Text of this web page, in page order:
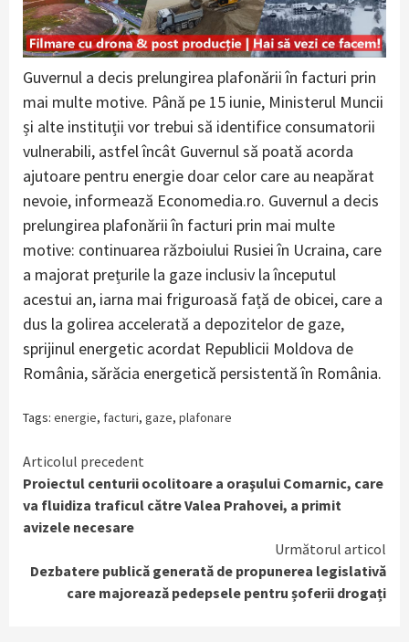
Guvernul a decis prelungirea plafonării în facturi prin
mai multe motive. Până pe 15 iunie, Ministerul Muncii
și alte instituții vor trebui să identifice consumatorii
vulnerabili, astfel încât Guvernul să poată acorda
ajutoare pentru energie doar celor care au neapărat
nevoie, informează Economedia.ro. Guvernul a decis
prelungirea plafonării în facturi prin mai multe
motive: continuarea războiului Rusiei în Ucraina, care
a majorat prețurile la gaze inclusiv la începutul
acestui an, iarna mai friguroasă față de obicei, care a
dus la golirea accelerată a depozitelor de gaze,
sprijinul energetic acordat Republicii Moldova de
România, sărăcia energetică persistentă în România.
Tags: energie, facturi, gaze, plafonare
Continue
Reading
Articolul precedent
Proiectul centurii ocolitoare a oraşului Comarnic, care
va fluidiza traficul către Valea Prahovei, a primit
avizele necesare
Următorul articol
Dezbatere publică generată de propunerea legislativă
care majorează pedepsele pentru șoferii drogați